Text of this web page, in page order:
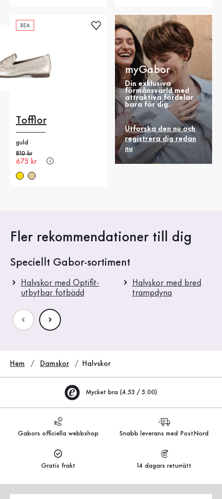
REA
Tofflor
guld
Gammalt pris
810 kr
Nytt pris
675 kr
myGabor
Din exklusiva
förmånsvärld med
attraktiva fördelar
bara för dig.
Utforska den nu och
registrera dig redan
nu
Fler rekommendationer till dig
Speciellt Gabor-sortiment
Halvskor med Optifit-
utbytbar fotbädd
Halvskor med bred
trampdyna
Hem Damskor Halvskor
Mycket bra (4.53 / 5.00)
Gabors officiella webbshop Snabb leverans med PostNord
Gratis frakt 14 dagars returrätt